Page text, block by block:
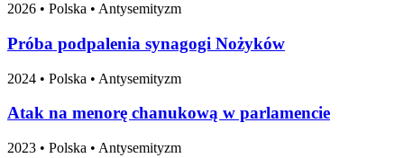
2026 • Polska • Antysemityzm
Próba podpalenia synagogi Nożyków
2024 • Polska • Antysemityzm
Atak na menorę chanukową w parlamencie
2023 • Polska • Antysemityzm